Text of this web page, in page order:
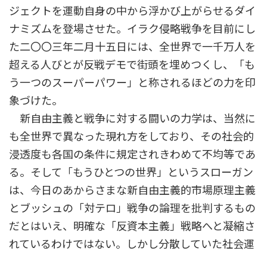
ジェクトを運動自身の中から浮かび上がらせるダイ
ナミズムを登場させた。イラク侵略戦争を目前にし
た二〇〇三年二月十五日には、全世界で一千万人を
超える人びとが反戦デモで街頭を埋めつくし、「も
う一つのスーパーパワー」と称されるほどの力を印
象づけた。
新自由主義と戦争に対する闘いの力学は、当然に
も全世界で異なった現れ方をしており、その社会的
浸透度も各国の条件に規定されきわめて不均等であ
る。そして「もうひとつの世界」というスローガン
は、今日のあからさまな新自由主義的市場原理主義
とブッシュの「対テロ」戦争の論理を批判するもの
だとはいえ、明確な「反資本主義」戦略へと凝縮さ
れているわけではない。しかし分散していた社会運